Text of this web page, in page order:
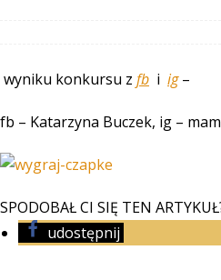
wyniku konkursu z fb i ig–
fb – Katarzyna Buczek, ig –
SPODOBAŁ CI SIĘ TEN
udostępnij